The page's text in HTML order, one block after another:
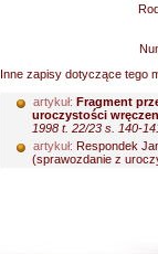
Inne zapisy dotyczące tego
artykuł: Fragment
uroczystości
1998 t. 22/23 s. 140-
artykuł: Respondek
(sprawozdanie z